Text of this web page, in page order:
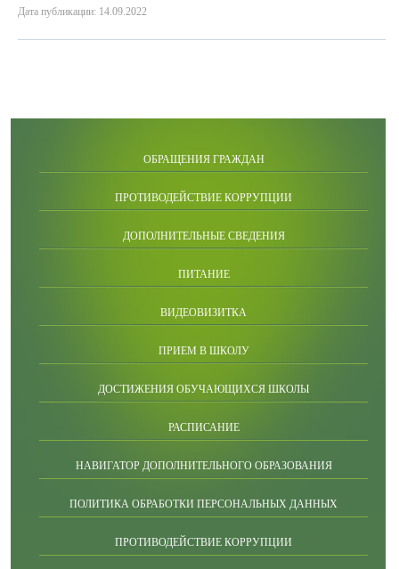
Дата публикации: 14.09.2022
ОБРАЩЕНИЯ ГРАЖДАН
ПРОТИВОДЕЙСТВИЕ КОРРУПЦИИ
ДОПОЛНИТЕЛЬНЫЕ СВЕДЕНИЯ
ПИТАНИЕ
ВИДЕОВИЗИТКА
ПРИЕМ В ШКОЛУ
ДОСТИЖЕНИЯ ОБУЧАЮЩИХСЯ ШКОЛЫ
РАСПИСАНИЕ
НАВИГАТОР ДОПОЛНИТЕЛЬНОГО ОБРАЗОВАНИЯ
ПОЛИТИКА ОБРАБОТКИ ПЕРСОНАЛЬНЫХ ДАННЫХ
ПРОТИВОДЕЙСТВИЕ КОРРУПЦИИ